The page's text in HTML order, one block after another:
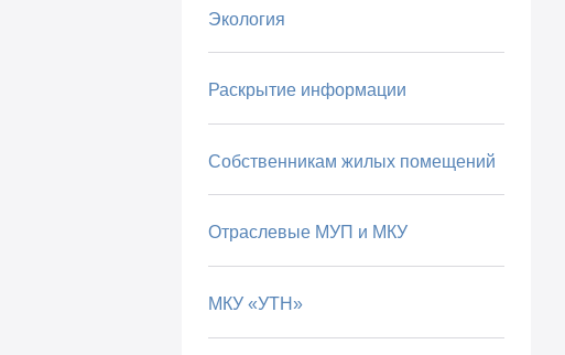
Экология
Раскрытие информации
Собственникам жилых помещений
Отраслевые МУП и МКУ
МКУ «УТН»